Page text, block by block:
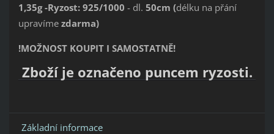
1,35g -Ryzost: 925/1000 - dl. 50cm (délku na přání
upravíme zdarma)
!MOŽNOST KOUPIT I SAMOSTATNĚ!
Zboží je označeno puncem ryzosti.
Základní informace